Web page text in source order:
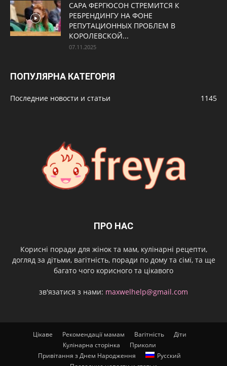
САРА ФЕРГЮСОН СТРЕМИТСЯ К
РЕБРЕНДИНГУ НА ФОНЕ
РЕПУТАЦИОННЫХ ПРОБЛЕМ В
КОРОЛЕВСКОЙ...
07.11.2025
ПОПУЛЯРНА КАТЕГОРІЯ
Последние новости и статьи 1145
ПРО НАС
Корисні поради для жінок та мам, кулінарні рецепти,
догляд за дітьми, вагітність, поради по дому та сімї, та ще
багато чого корисного та цікавого
зв'язатися з нами: maxwelhelp@gmail.com
Цікаве Рекомендації мамам Вагітність
Діти
Кулінарна сторінка
Приколи
Привітання з Днем Народження
Русский